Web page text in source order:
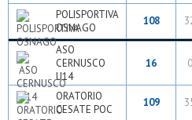
POLISPORTIVA
OSNAGO
108
ASO
CERNUSCO
U14
16 0
ORATORIO
CESATE POC
109